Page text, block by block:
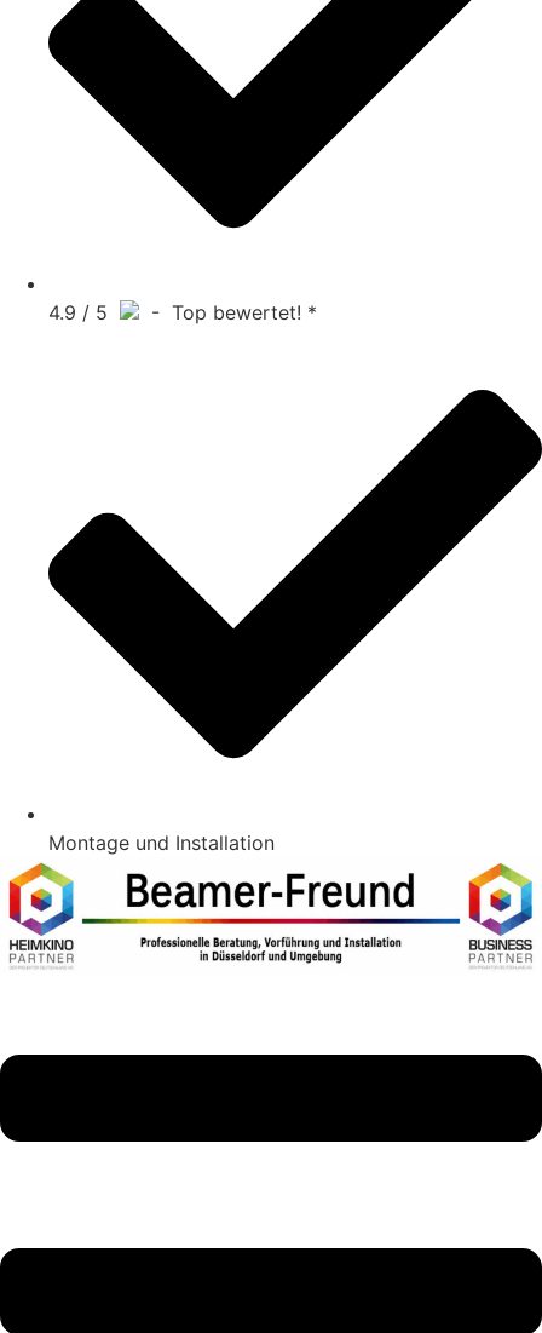
4.9 / 5 - Top bewertet! *
Montage und Installation